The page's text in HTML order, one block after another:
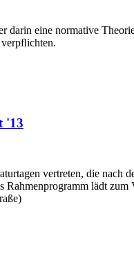
eine normative
'13
vertreten, die nach
Rahmenprogramm lädt